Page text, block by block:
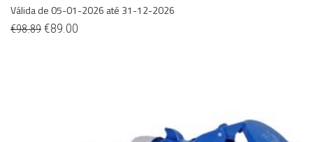
Válida de 05-01-2026 até 31-12-2026
€98.89 €89.00